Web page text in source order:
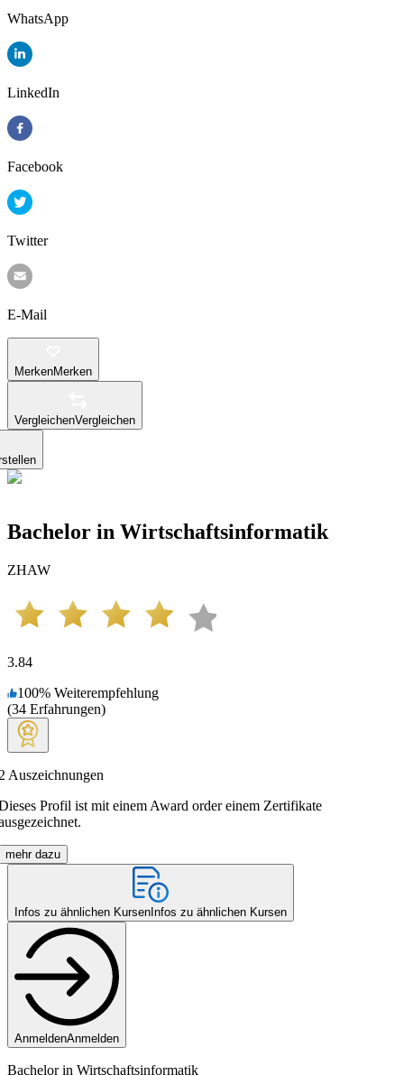
WhatsApp
LinkedIn
Facebook
Twitter
E-Mail
MerkenMerken
VergleichenVergleichen
Bachelor in Wirtschaftsinformatik
ZHAW
3.84
100% Weiterempfehlung
(34 Erfahrungen)
Auszeichnungen
Profil ist mit einem Award order einem Zertifikate
mehr dazu
Infos zu ähnlichen Kursen Infos zu ähnlichen Kursen
AnmeldenAnmelden
Bachelor in Wirtschaftsinformatik